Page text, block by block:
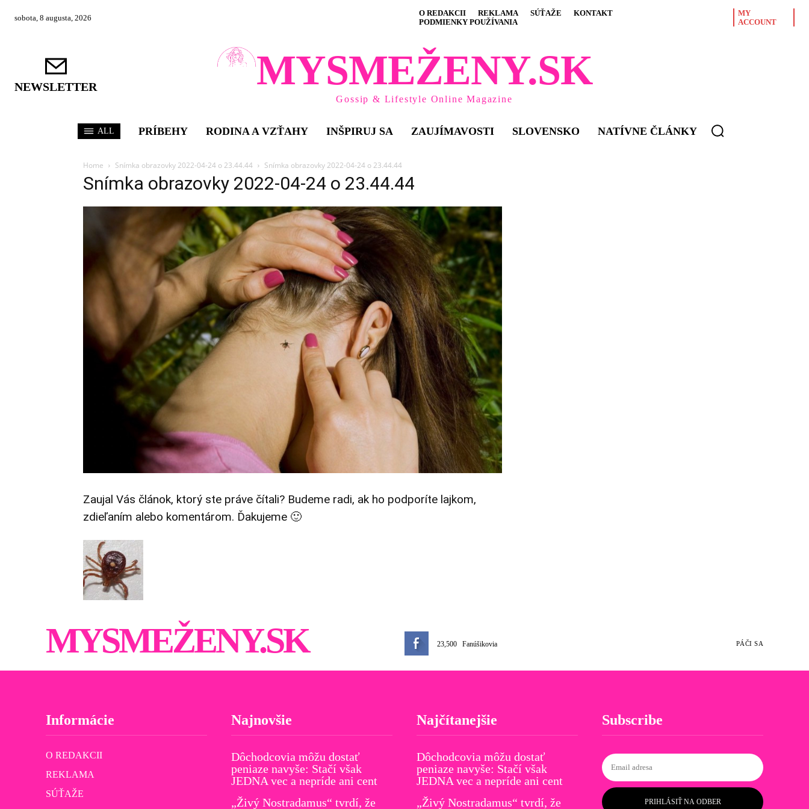
sobota, 8 augusta, 2026 O REDAKCII REKLAMA SÚŤAŽE
KONTAKT
PODMIENKY POUŽÍVANIA
MY
ACCOUNT
NEWSLETTER MYSMEŽENY.SK
Gossip & Lifestyle Online Magazine
ALL PRÍBEHY RODINA A VZŤAHY INŠPIRUJ SA ZAUJÍMAVOSTI SLOVENSKO NATÍVNE ČLÁNKY
Home Snímka obrazovky 2022-04-24 o 23.44.44 Snímka obrazovky 2022-04-24 o 23.44.44
Snímka obrazovky 2022-04-24 o 23.44.44
Zaujal Vás článok, ktorý ste práve čítali? Budeme radi, ak ho podporíte lajkom,
zdieľaním alebo komentárom. Ďakujeme 🙂
MYSMEŽENY.SK 23,500 Fanúšikovia PÁČI SA
Informácie
O REDAKCII
REKLAMA
SÚŤAŽE
Najnovšie
Dôchodcovia môžu dostať
peniaze navyše: Stačí však
JEDNA vec a nepríde ani cent
„Živý Nostradamus“ tvrdí, že
Najčítanejšie
Dôchodcovia môžu dostať
peniaze navyše: Stačí však
JEDNA vec a nepríde ani cent
„Živý Nostradamus“ tvrdí, že
Subscribe
PRIHLÁSIŤ NA ODBER